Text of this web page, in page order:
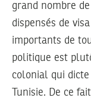
grand nombre
dispensés de
importants de
politique est
colonial qui
Tunisie. De ce